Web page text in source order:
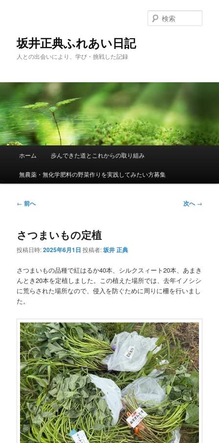
へ
動
坂井正典ふれあい日記
人との出会いにより、学び・挑戦した記録
索
メ
ホーム 歩んできた道とこれからの取り組み
無農薬・無化学肥料の野菜作りを実践してみたい方募集
投
ビ
ゲ
ー
ョ
ン
← 前へ 次へ→
さつまいもの定植
投稿日時:2025年6月1日 投稿者:坂井 正典
さつまいもの品種で紅はるか40本、シルクスィート20本、あまき
んとき20本を定植しました。この植えた場所では、去年イノシシ
に荒らされた場所なので、侵入を防ぐために周りに柵を行いまし
た。